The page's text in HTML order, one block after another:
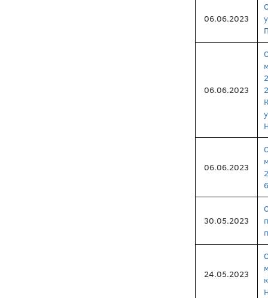
06.06.2023
06.06.2023
06.06.2023
30.05.2023
24.05.2023